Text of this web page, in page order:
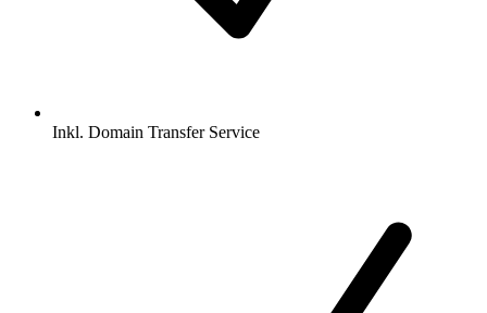
Inkl. Domain Transfer Service